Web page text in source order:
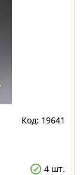
Код: 19641
4 шт.